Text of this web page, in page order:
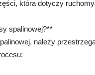
która dotyczy
spalinowej?**
należy